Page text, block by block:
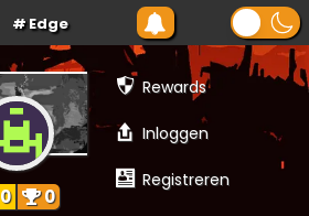
Edge
Rewards
Inloggen
Registreren
0 0